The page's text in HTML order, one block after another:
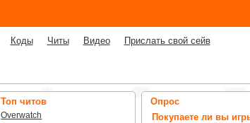
Коды Читы Видео Прислать свой сейв
Топ читов
Overwatch
Опрос
Покупаете ли вы